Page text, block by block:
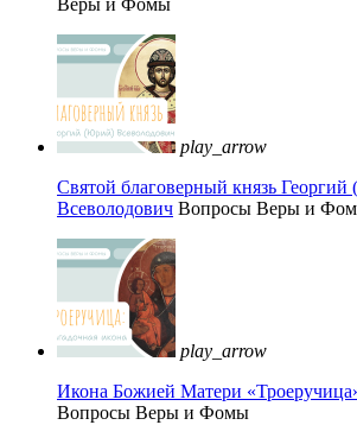
Веры и Фомы
play_arrow
Святой благоверный князь
Всеволодович Вопросы Веры и
play_arrow
Икона Божией Матери
Вопросы Веры и Фомы